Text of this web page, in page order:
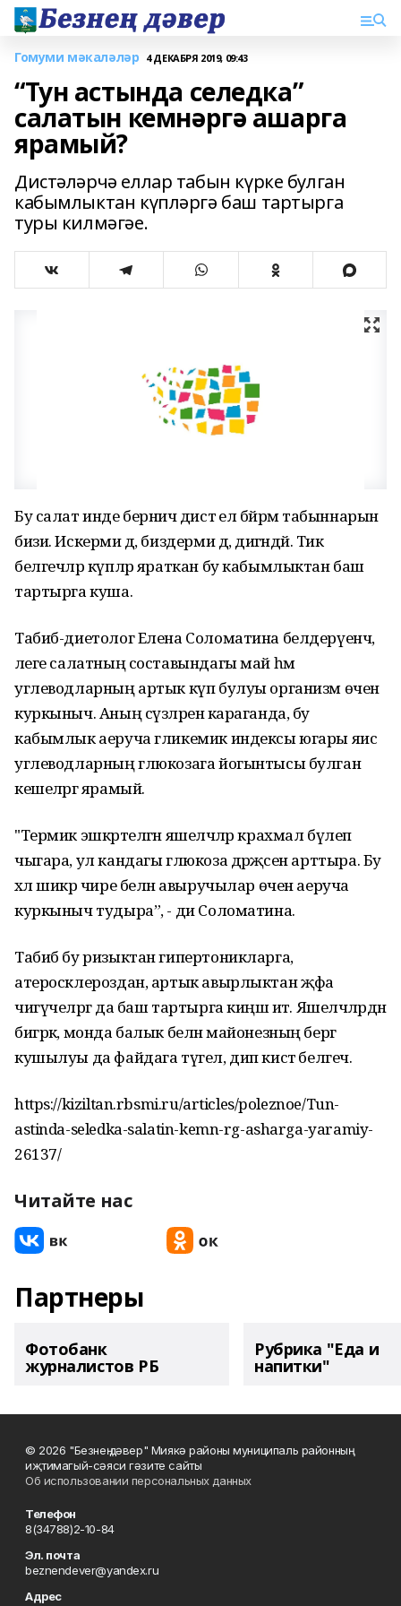
Гомуми мәкаләләр 4 ДЕКАБРЯ 2019, 09:43
“Тун астында селедка”
салатын кемнәргә ашарга
ярамый?
Дистәләрчә еллар табын күрке булган
кабымлыктан күпләргә баш тартырга
туры килмәгәе.
Бу салат инде берничә дистә ел бәйрәм табыннарын
бизи. Искерми дә, биздерми дә, дигәндәй. Тик
белгечләр күпләр яраткан бу кабымлыктан баш
тартырга куша.
Табиб-диетолог Елена Соломатина белдерүенчә,
әлеге салатның составындагы май һәм
углеводларның артык күп булуы организм өчен
куркыныч. Аның сүзләренә караганда, бу
кабымлык аеруча гликемик индексы югары яисә
углеводларның глюкозага йогынтысы булган
кешеләргә ярамый.
"Термик эшкәртелгән яшелчәләр крахмал бүлеп
чыгара, ул кандагы глюкоза дәрәҗәсен арттыра. Бу
хәл шикәр чире белән авыручылар өчен аеруча
куркыныч тудыра”, - ди Соломатина.
Табиб бу ризыктан гипертоникларга,
атеросклероздан, артык авырлыктан җәфа
чигүчеләргә да баш тартырга киңәш итә. Яшелчәләрдән
бигрәк, монда балык белән майонезның бергә
кушылуы да файдага түгел, дип кисәтә белгеч.
https://kiziltan.rbsmi.ru/articles/poleznoe/Tun-
astinda-seledka-salatin-kemn-rg-asharga-yaramiy-
26137/
Читайте нас
Партнеры
Фотобанк
журналистов РБ
Рубрика "Еда и
напитки"
© 2026 "Безнең дәвер" Миякә районы муниципаль районның
иҗтимагый-сәяси гәзите сайты
Об использовании персональных данных
Телефон
8(34788)2-10-84
Эл. почта
beznendever@yandex.ru
Адрес